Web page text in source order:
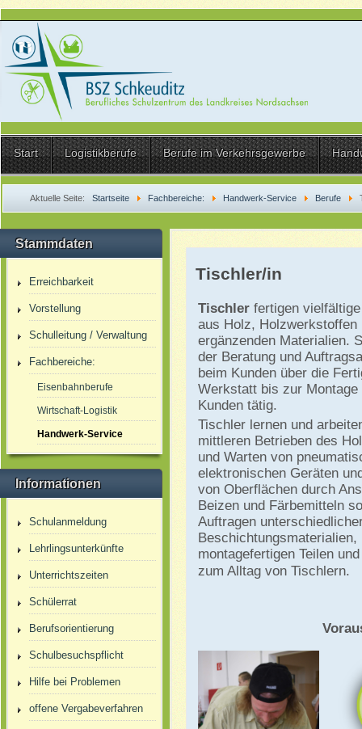
Start Logistikberufe Berufe im Verkehrsgewerbe
Aktuelle Seite: Startseite Fachbereiche: Handwerk-Service Berufe
Stammdaten
Erreichbarkeit
Vorstellung
Schulleitung / Verwaltung
Fachbereiche:
Eisenbahnberufe
Wirtschaft-Logistik
Handwerk-Service
Informationen
Schulanmeldung
Lehrlingsunterkünfte
Unterrichtszeiten
Schülerrat
Berufsorientierung
Schulbesuchspflicht
Hilfe bei Problemen
offene Vergabeverfahren
Tischler/in
Tischlerfertigen
aus Holz, Holzwerkstoffen
ergänzenden Materialien.
der Beratung und
beim Kunden über die
Werkstatt bis zur Montage
Kunden tätig.
Tischler lernen und
mittleren Betrieben des
und Warten von
elektronischen Geräten
von Oberflächen durch
Beizen und Färbemitteln
Auftragen
Beschichtungsmaterialien,
montagefertigen Teilen
zum Alltag von Tischlern.